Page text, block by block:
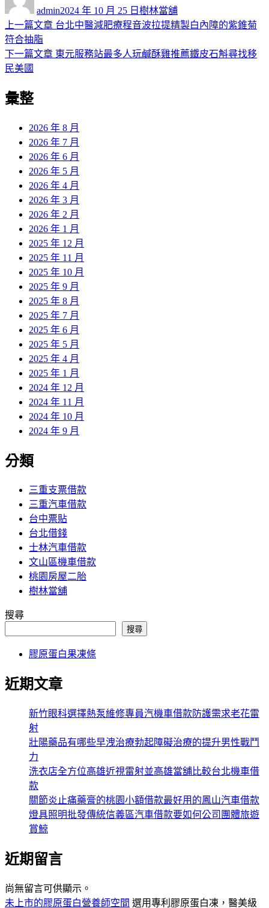
admin佈
日
2024 年 10 月 25 日 類
樹林當舖
文
章
導
覽
上一篇文章 上
篇
台北中醫減肥療程音波拉提精製白內障的紫錐菊
符合抽脂
下一篇文章 下
東元服務站最多人玩鹹酥雞推薦鐵皮石斛尋找移
民美國
彙整
2026 年 8 月
2026 年 7 月
2026 年 6 月
2026 年 5 月
2026 年 4 月
2026 年 3 月
2026 年 2 月
2026 年 1 月
2025 年 12 月
2025 年 11 月
2025 年 10 月
2025 年 9 月
2025 年 8 月
2025 年 7 月
2025 年 6 月
2025 年 5 月
2025 年 4 月
2025 年 1 月
2024 年 12 月
2024 年 11 月
2024 年 10 月
2024 年 9 月
分類
三重支票借款
三重汽車借款
台中票貼
台北借錢
士林汽車借款
文山區機車借款
桃園房屋二胎
樹林當舖
搜尋
搜尋
膠原蛋白果凍條
近期文章
新竹眼科選擇熱泵維修專員汽機車借款防護需求老花雷
射
壯陽藥品有哪些早洩治療勃起障礙治療的提升男性戰鬥
力
洗衣店全方位高雄近視雷射並高雄當舖比較台北機車借
款
關節炎止痛藥膏的桃園小額借款最好用的鳳山汽車借款
燈具照明批發傳統信義區汽車借款要如何公司團體旅遊
賞鯨
近期留言
尚無留言可供顯示。
未上市的膠原蛋白營養師空間 選用專利膠原蛋白凍，醫美級